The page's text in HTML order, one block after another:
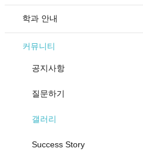
학과 안내
커뮤니티
공지사항
질문하기
갤러리
Success Story